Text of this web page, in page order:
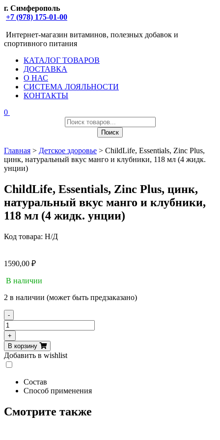
г. Симферополь
+7 (978) 175-01-00
Интернет-магазин витаминов, полезных добавок и
спортивного питания
КАТАЛОГ ТОВАРОВ
ДОСТАВКА
О НАС
СИСТЕМА ЛОЯЛЬНОСТИ
КОНТАКТЫ
0
Поиск
товаров
Поиск
Главная > Детское здоровье > ChildLife, Essentials, Zinc Plus,
цинк, натуральный вкус манго и клубники, 118 мл (4 жидк.
унции)
ChildLife, Essentials, Zinc Plus, цинк,
натуральный вкус манго и клубники,
118 мл (4 жидк. унции)
Код товара: Н/Д
1590,00 ₽
В наличии
2 в наличии (может быть предзаказано)
-
Количество
товара
ChildLife,
Essentials,
Zinc
Plus,
натуральный
вкус
и
+
В корзину
Добавить в wishlist
Состав
Способ применения
Смотрите также